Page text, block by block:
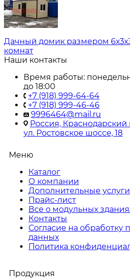
Дачный домик размером
комнат
Наши контакты
Время работы:
до 18:00
+7 (918) 999-64-64
+7 (918) 999-46-46
9996464@mail.ru
Россия, Краснодарский
ул. Ростовское шоссе, 18
Меню
Каталог
О компании
Дополнительные услуги
Прайс-лист
Все о модульных
Контакты
Согласие на обработку
данных
Политика
Продукция